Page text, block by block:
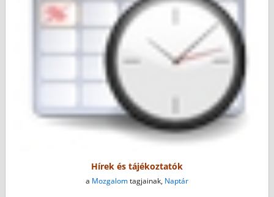
Hírek és tájékoztatók
a Mozgalomtagjainak, Naptár